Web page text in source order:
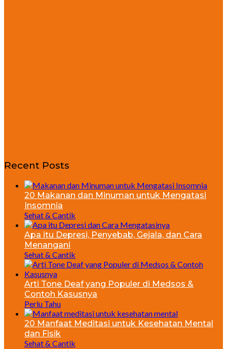
Recent Posts
20 Makanan dan Minuman untuk Mengatasi
Insomnia
Sehat & Cantik
Apa itu Depresi, Penyebab, Gejala, dan Cara
Menangani
Sehat & Cantik
Arti Tone Deaf yang Populer di Medsos &
Contoh Kasusnya
Perlu Tahu
20 Manfaat Meditasi untuk Kesehatan Mental
dan Fisik
Sehat & Cantik